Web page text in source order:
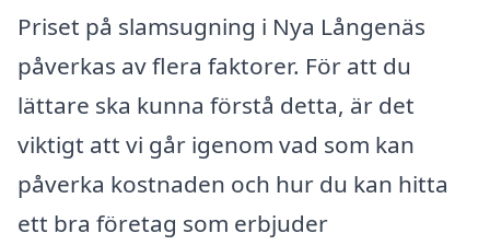
Priset på slamsugning i Nya Långenäs
påverkas av flera faktorer. För att du
lättare ska kunna förstå detta, är det
viktigt att vi går igenom vad som kan
påverka kostnaden och hur du kan hitta
ett bra företag som erbjuder